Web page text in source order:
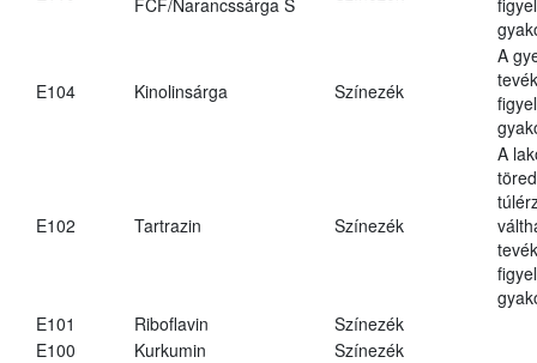
E104 Kinolinsárga Színezék
A
E102 Tartrazin Színezék
A
E101
Riboflavin
Színezék
E100
Kurkumin Színezék